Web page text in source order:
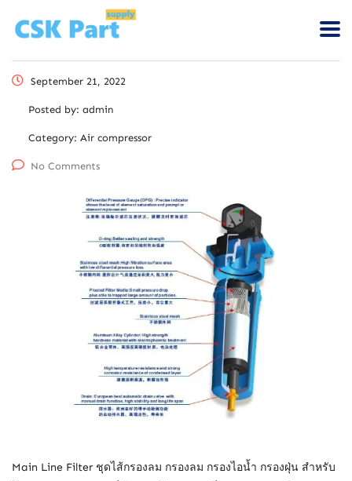
September 21, 2022
Posted by: admin
Category: Air compressor
No Comments
Main Line Filter ชุดไส้กรองลม กรองลม กรองไอน้ำ กรองฝุ่น สำหรับ